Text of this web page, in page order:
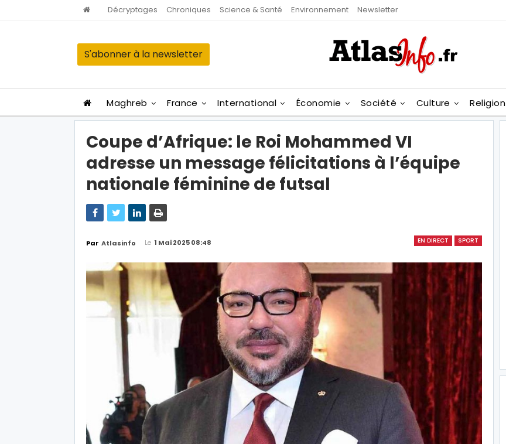
Décryptages Chroniques Science & Santé Environnement Newsletter
S'abonner à la newsletter
Maghreb France International Économie Société Culture Religion
Coupe d’Afrique: le Roi Mohammed VI
adresse un message félicitations à l’équipe
nationale féminine de futsal
EN DIRECT SPORT
Par Atlasinfo Le 1 Mai 2025 08:48